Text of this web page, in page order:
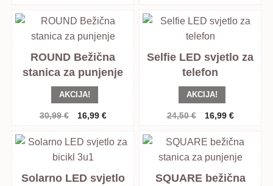
bila
je:
je:
18,99 €.
ROUND Bežična
stanica za punjenje
AKCIJA!
30,99€
Izvorna
bila
je:
16,99 €Trenutna
je:
Selfie LED svjetlo za
telefon
AKCIJA!
24,50€
Izvorna
bila
je:
16,99 €Trenutna
je:
16,99 €.
Solarno LED svjetlo
SQUARE bežična